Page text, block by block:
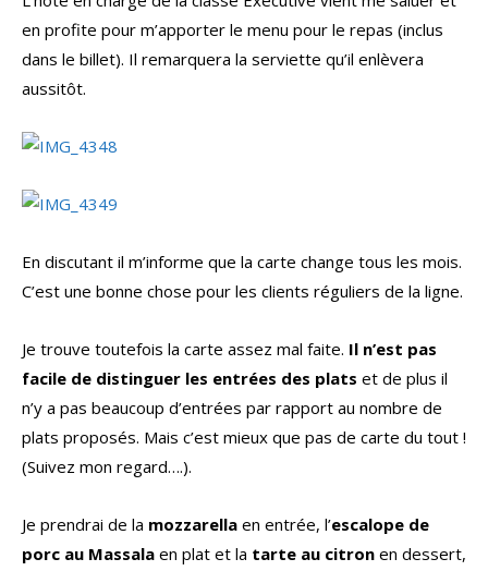
en profite pour m’apporter le menu pour le repas (inclus
dans le billet). Il remarquera la serviette qu’il enlèvera
aussitôt.
En discutant il m’informe que la carte change tous les mois.
C’est une bonne chose pour les clients réguliers de la ligne.
Je trouve toutefois la carte assez mal faite. Il n’est pas
facile de distinguer les entrées des plats et de plus il
n’y a pas beaucoup d’entrées par rapport au nombre de
plats proposés. Mais c’est mieux que pas de carte du tout !
(Suivez mon regard….).
Je prendrai de la mozzarella en entrée, l’escalope de
porc au Massala en plat et la tarte au citron en dessert,